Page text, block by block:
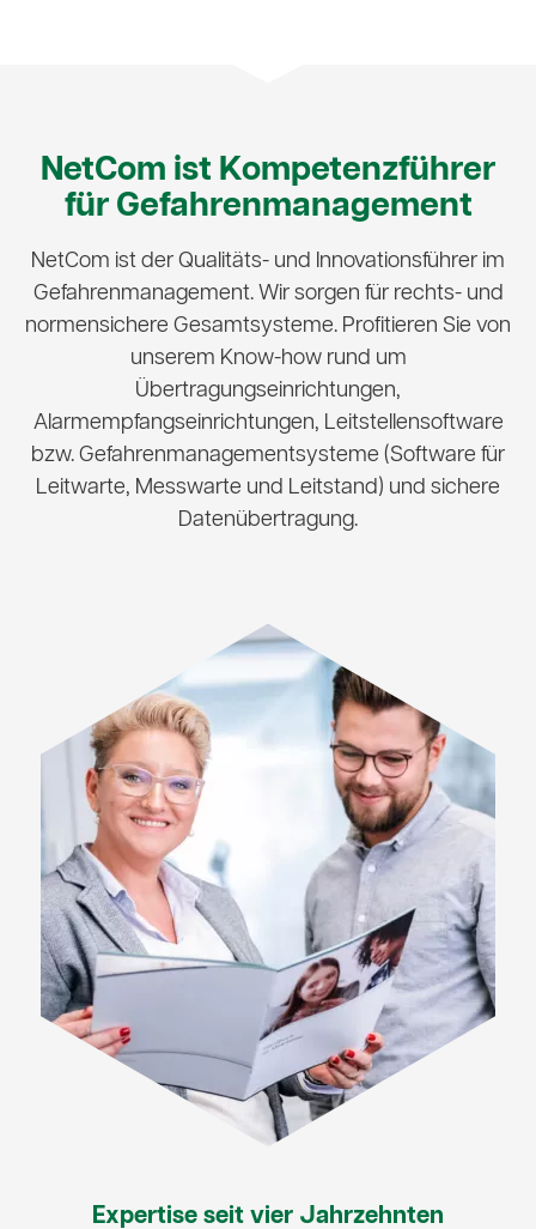
NetCom ist Kompetenz­führer
für Gefahren­management
NetCom ist der Qualitäts- und Innovationsführer im
Gefahren­management. Wir sorgen für rechts- und
normensichere Gesamtsysteme. Profitieren Sie von
unserem Know-how rund um
Übertragungseinrichtungen,
Alarmempfangseinrichtungen, Leitstellensoftware
bzw. Gefahren­management­systeme (Software für
Leitwarte, Messwarte und Leitstand) und sichere
Datenübertragung.
Expertise seit vier Jahrzehnten